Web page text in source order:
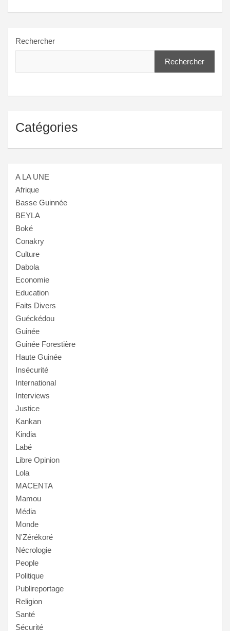
Rechercher
Rechercher
Catégories
A LA UNE
Afrique
Basse Guinnée
BEYLA
Boké
Conakry
Culture
Dabola
Economie
Education
Faits Divers
Guéckédou
Guinée
Guinée Forestière
Haute Guinée
Insécurité
International
Interviews
Justice
Kankan
Kindia
Labé
Libre Opinion
Lola
MACENTA
Mamou
Média
Monde
N'Zérékoré
Nécrologie
People
Politique
Publireportage
Religion
Santé
Sécurité